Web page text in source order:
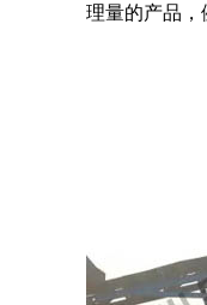
理量的产品，